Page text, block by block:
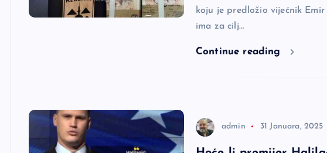
koju je predložio vijećnik
ima za cilj…
Continue reading
admin 31 Januara, 2025